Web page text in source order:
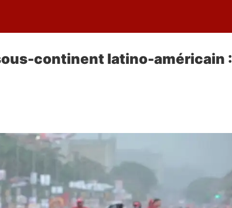
continent latino-américain :